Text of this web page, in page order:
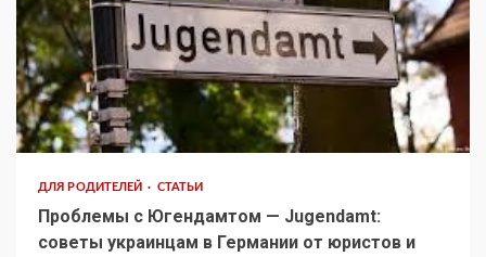
ДЛЯ РОДИТЕЛЕЙ СТАТЬИ
Проблемы с Югендамтом — Jugendamt:
советы украинцам в Германии от юристов и